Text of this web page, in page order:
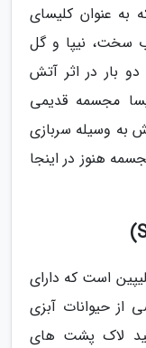
به عنوان کلیسای
سخت، نیپا و گل
بار در اثر آتش
مجسمه قدیمی
وسیله سربازی
هنوز در اینجا
است که دارای
از حیوانات آبزی
لاک پشت های